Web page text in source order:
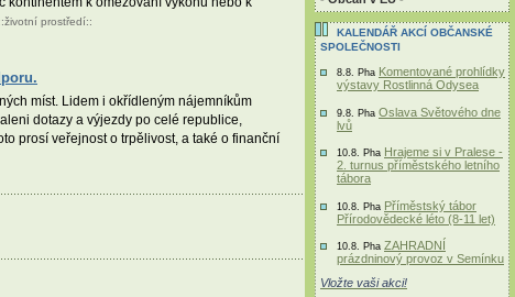
::životní prostředí::
míst. Lidem i okřídleným nájemníkům
dotazy a výjezdy po celé republice,
prosí veřejnost o trpělivost, a také o finanční
KALENDÁŘ AKCÍ OBČANSKÉ
SPOLEČNOSTI
8.8. Pha Komentované prohlídky
výstavy Rostlinná Odysea
9.8. Pha Oslava Světového dne
lvů
10.8. Pha Hrajeme si v Pralese -
2. turnus příměstského letního
tábora
10.8. Pha Příměstský tábor
Přírodovědecké léto (8-11 let)
10.8. Pha ZAHRADNÍ
prázdninový provoz v Semínku
Vložte vaši akci!